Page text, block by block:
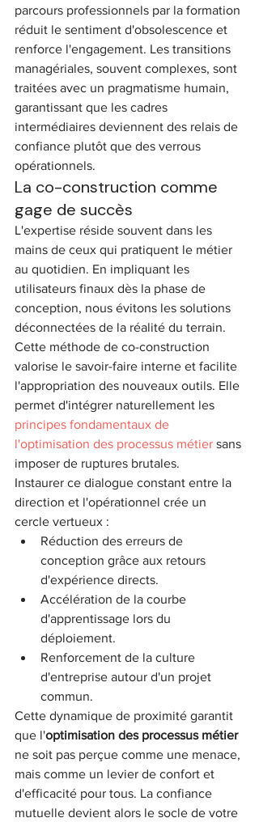
parcours professionnels par la formation
réduit le sentiment d'obsolescence et
renforce l'engagement. Les transitions
managériales, souvent complexes, sont
traitées avec un pragmatisme humain,
garantissant que les cadres
intermédiaires deviennent des relais de
confiance plutôt que des verrous
opérationnels.
La co-construction comme
gage de succès
L'expertise réside souvent dans les
mains de ceux qui pratiquent le métier
au quotidien. En impliquant les
utilisateurs finaux dès la phase de
conception, nous évitons les solutions
déconnectées de la réalité du terrain.
Cette méthode de co-construction
valorise le savoir-faire interne et facilite
l'appropriation des nouveaux outils. Elle
permet d'intégrer naturellement les
principes fondamentaux de
l'optimisation des processus métier sans
imposer de ruptures brutales.
Instaurer ce dialogue constant entre la
direction et l'opérationnel crée un
cercle vertueux :
Réduction des erreurs de
conception grâce aux retours
d'expérience directs.
Accélération de la courbe
d'apprentissage lors du
déploiement.
Renforcement de la culture
d'entreprise autour d'un projet
commun.
Cette dynamique de proximité garantit
que l'optimisation des processus métier
ne soit pas perçue comme une menace,
mais comme un levier de confort et
d'efficacité pour tous. La confiance
mutuelle devient alors le socle de votre